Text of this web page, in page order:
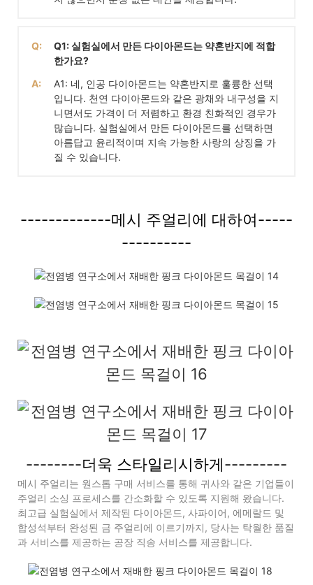
Q:
Q1: 실험실에서 만든 다이아몬드는 약혼반지에 적합
한가요?
A:
A1: 네, 인공 다이아몬드는 약혼반지로 훌륭한 선택
입니다. 천연 다이아몬드와 같은 광채와 내구성을 지
니면서도 가격이 더 저렴하고 환경 친화적인 경우가
많습니다. 실험실에서 만든 다이아몬드를 선택하면
아름답고 윤리적이며 지속 가능한 사랑의 상징을 가
질 수 있습니다.
-------------메시 주얼리에 대하여-----
----------
--------더욱 스타일리시하게---------
메시 주얼리는 원스톱 구매 서비스를 통해 귀사와 같은 기업들이
주얼리 소싱 프로세스를 간소화할 수 있도록 지원해 왔습니다.
최고급 실험실에서 제작된 다이아몬드, 사파이어, 에메랄드 및
합성석부터 완성된 금 주얼리에 이르기까지, 당사는 탁월한 품질
과 서비스를 제공하는 공장 직송 서비스를 제공합니다.